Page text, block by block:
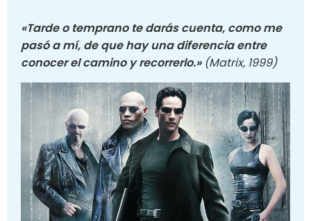
«Tarde o temprano te darás cuenta, como me
pasó a mí, de que hay una diferencia entre
conocer el camino y recorrerlo.» (Matrix, 1999)